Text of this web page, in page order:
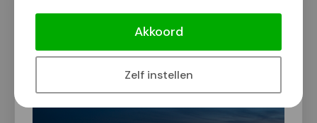
Akkoord
Zelf instellen
Verlichte Boerderijenroute in
Beuningen/Wijchen
Van onze redactie
21 november 2024